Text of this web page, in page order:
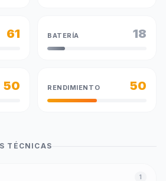
61 BATERÍA 18
50 RENDIMIENTO 50
TÉCNICAS
1